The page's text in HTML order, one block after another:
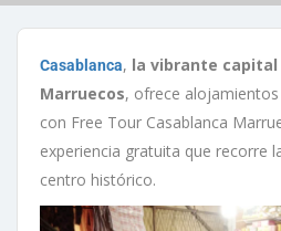
Casablanca, la vibrante capital
Marruecos, ofrece
con Free Tour Casablanca
experiencia gratuita que recorre
centro histórico.